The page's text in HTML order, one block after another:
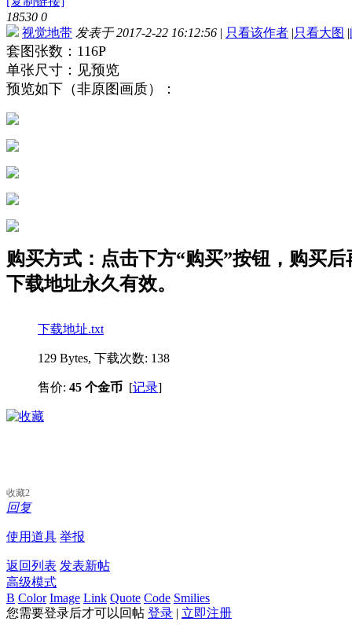
18530 0
视觉地带 发表于 2017-2-22 16:12:56 | 只看该作者 |只看大图 |
套图张数：116P
单张尺寸：见预览
预览如下（非原图画质）：
购买方式：点击下方“购买”按钮，购买
下载地址永久有效。
下载地址.txt
129 Bytes, 下载次数: 138
售价: 45 个金币 [记录]
收藏2
回复
使用道具 举报
返回列表 发表新帖
高级模式
B Color Image Link Quote Code Smilies
您需要登录后才可以回帖 登录 | 立即注册